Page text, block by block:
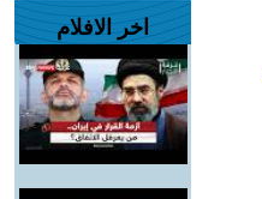
اخر الافلام